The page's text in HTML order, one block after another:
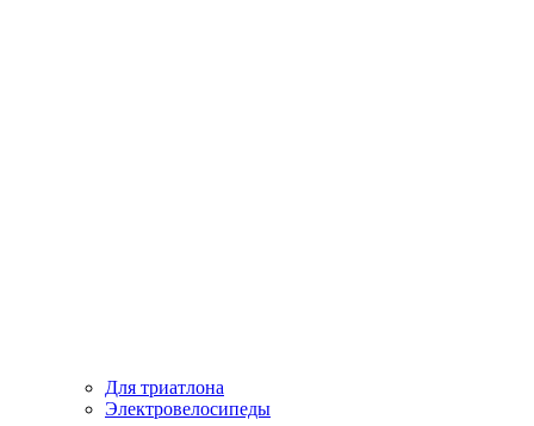
Для триатлона
Электровелосипеды